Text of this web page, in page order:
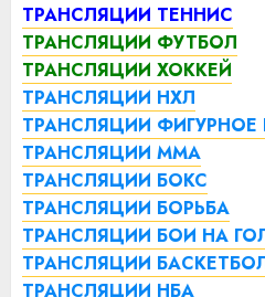
ТРАНСЛЯЦИИ ТЕННИС
ТРАНСЛЯЦИИ ФУТБОЛ
ТРАНСЛЯЦИИ ХОККЕЙ
ТРАНСЛЯЦИИ НХЛ
ТРАНСЛЯЦИИ ФИГУРНОЕ
ТРАНСЛЯЦИИ ММА
ТРАНСЛЯЦИИ БОКС
ТРАНСЛЯЦИИ БОРЬБА
ТРАНСЛЯЦИИ БОИ НА
ТРАНСЛЯЦИИ
ТРАНСЛЯЦИИ НБА